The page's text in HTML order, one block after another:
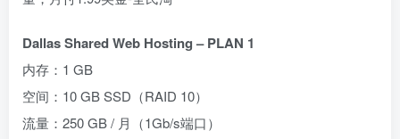
Dallas Shared Web Hosting – PLAN 1
内存：1 GB
空间：10 GB SSD（RAID 10）
流量：250 GB / 月（1Gb/s端口）